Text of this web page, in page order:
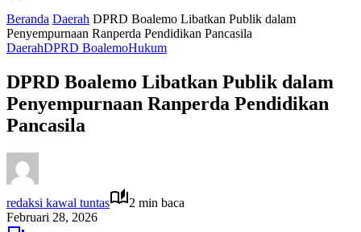
Beranda Daerah DPRD Boalemo Libatkan Publik dalam
Penyempurnaan Ranperda Pendidikan Pancasila
DaerahDPRD BoalemoHukum
DPRD Boalemo Libatkan Publik dalam
Penyempurnaan Ranperda Pendidikan
Pancasila
redaksi kawal tuntas
2 min baca
Februari 28, 2026